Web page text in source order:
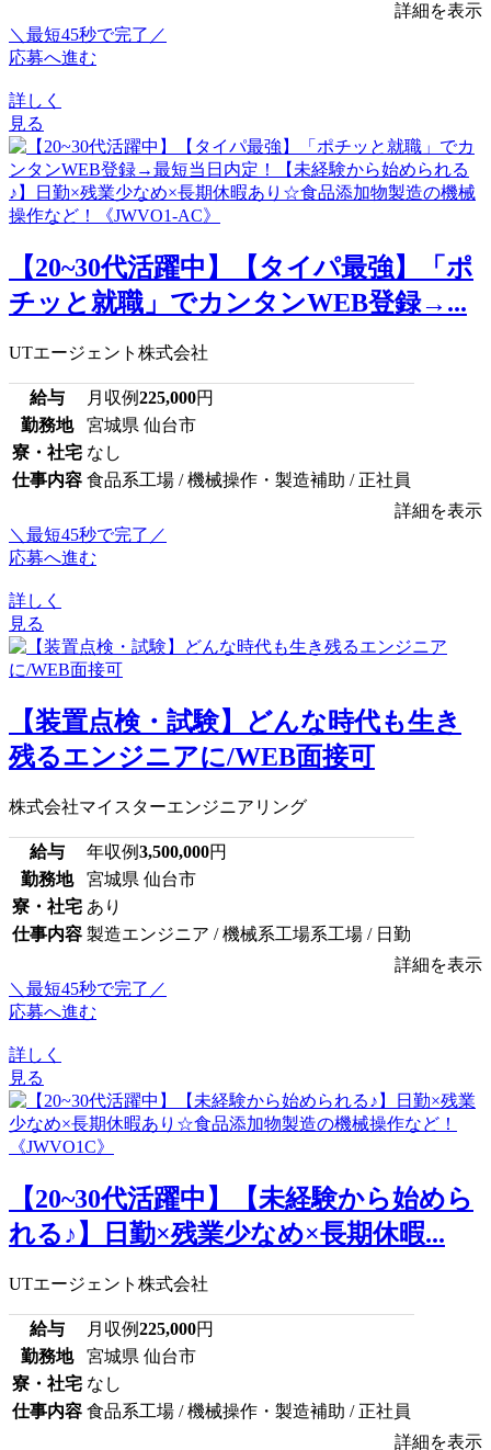
詳細を表示
＼最短45秒で完了／
応募へ進む
詳しく
見る
【20~30代活躍中】【タイパ最強】「ポ
チッと就職」でカンタンWEB登録→...
UTエージェント株式会社
給与 月収例225,000円
勤務地
宮城県 仙台市
寮・社宅 なし
仕事内容 食品系工場 / 機械操作・製造補助 / 正社員
詳細を表示
＼最短45秒で完了／
応募へ進む
詳しく
見る
【装置点検・試験】どんな時代も生き
残るエンジニアに/WEB面接可
株式会社マイスターエンジニアリング
給与 年収例3,500,000円
勤務地
宮城県 仙台市
寮・社宅 あり
仕事内容 製造エンジニア / 機械系工場系工場 / 日勤
詳細を表示
＼最短45秒で完了／
応募へ進む
詳しく
見る
【20~30代活躍中】【未経験から始めら
れる♪】日勤×残業少なめ×長期休暇...
UTエージェント株式会社
給与 月収例225,000円
勤務地
宮城県 仙台市
寮・社宅 なし
仕事内容 食品系工場 / 機械操作・製造補助 / 正社員
詳細を表示